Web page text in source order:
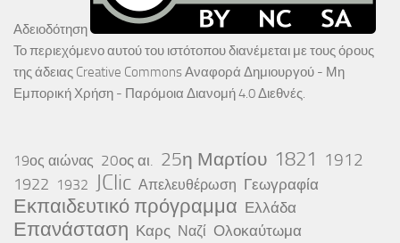
Αδειοδότηση
Το περιεχόμενο αυτού του ιστότοπου διανέμεται με τους όρους
της άδειας Creative Commons Αναφορά Δημιουργού - Μη
Εμπορική Χρήση - Παρόμοια Διανομή 4.0 Διεθνές.
19ος αιώνας 20ος αι. 25η Μαρτίου 1821 1912
1922 1932 JClic Απελευθέρωση Γεωγραφία
Εκπαιδευτικό πρόγραμμα Ελλάδα
Επανάσταση Καρς Ναζί Ολοκαύτωμα